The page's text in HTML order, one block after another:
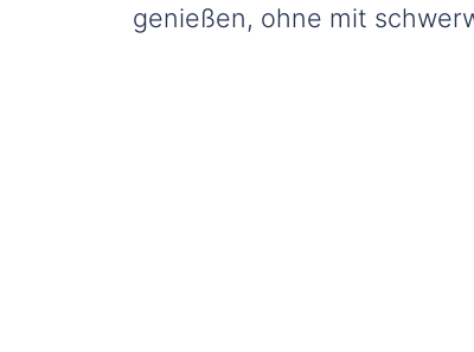
genießen, ohne mit